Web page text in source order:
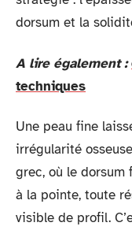
dorsum et la
A lire également :
techniques
Une peau fine
irrégularité
grec, où le dorsum
à la pointe, toute
visible de profil.